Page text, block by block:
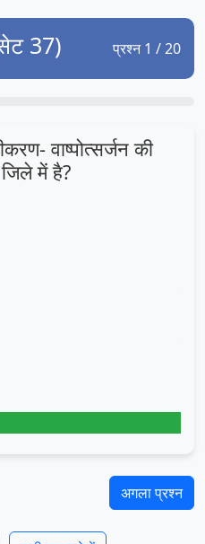
37) प्रश्न 1 / 20
वाष्पोत्सर्जन की
जिले में है?
अगला प्रश्न